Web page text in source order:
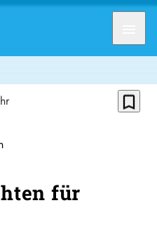
bookmark_border
für